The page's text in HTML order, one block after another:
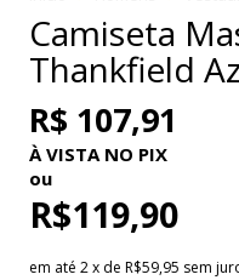
Camiseta
Thankfield
R$ 107,91
À VISTA NO PIX
ou
R$119,90
em até 2x de R$59,95 sem